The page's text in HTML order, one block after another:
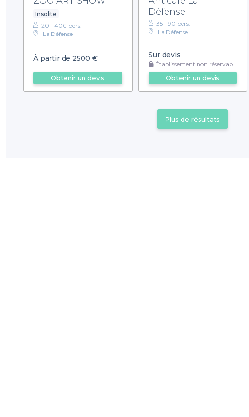
Insolite
20 - 400 pers.
La Défense
À partir de 2500 €
Obtenir un devis
Défense -
Privatisation
35 - 90 pers.
La Défense
Sur devis
Établissement non réservable
Obtenir un devis
Plus de résultats